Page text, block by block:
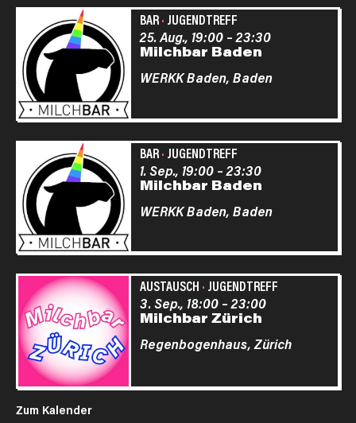
BAR· JUGENDTREFF
Milchbar Baden
25. Aug., 19:00–23:30
WERKK Baden, Baden
BAR· JUGENDTREFF
Milchbar Baden
1. Sep., 19:00–23:30
WERKK Baden, Baden
AUSTAUSCH · JUGENDTREFF
Milchbar Zürich
3. Sep., 18:00–23:00
Regenbogenhaus, Zürich
Zum Kalender